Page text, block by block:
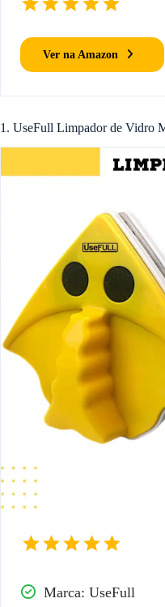
Ver na Amazon
1. UseFull Limpador de Vidro
Marca: UseFull